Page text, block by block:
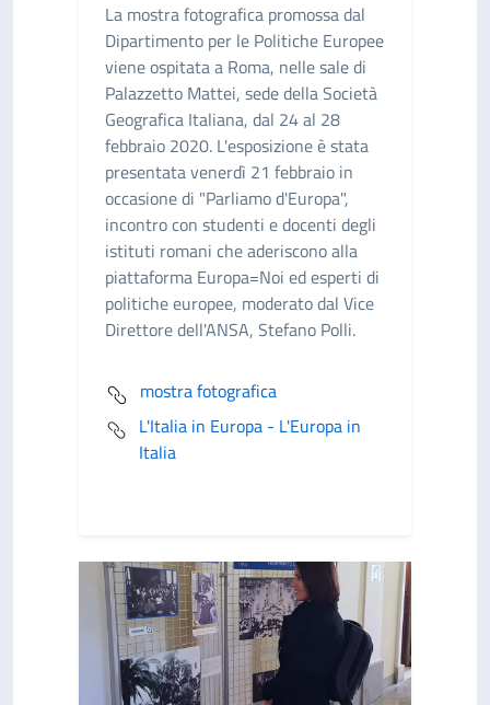
La mostra fotografica promossa dal
Dipartimento per le Politiche Europee
viene ospitata a Roma, nelle sale di
Palazzetto Mattei, sede della Società
Geografica Italiana, dal 24 al 28
febbraio 2020. L'esposizione è stata
presentata venerdì 21 febbraio in
occasione di "Parliamo d'Europa",
incontro con studenti e docenti degli
istituti romani che aderiscono alla
piattaforma Europa=Noi ed esperti di
politiche europee, moderato dal Vice
Direttore dell'ANSA, Stefano Polli.
mostra fotografica
L'Italia in Europa - L'Europa in
Italia